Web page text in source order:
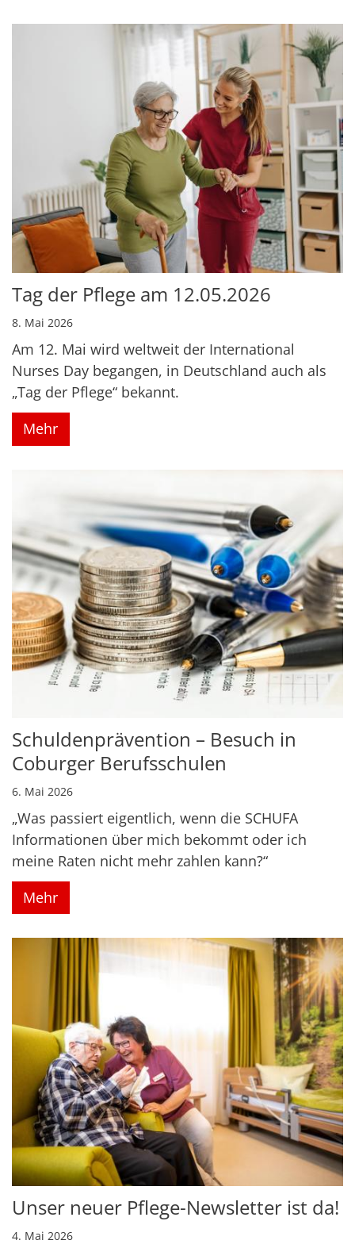
Tag der Pflege am 12.05.2026
8. Mai 2026
Am 12. Mai wird weltweit der International
Nurses Day begangen, in Deutschland auch als
„Tag der Pflege“ bekannt.
Mehr
Schuldenprävention – Besuch in
Coburger Berufsschulen
6. Mai 2026
„Was passiert eigentlich, wenn die SCHUFA
Informationen über mich bekommt oder ich
meine Raten nicht mehr zahlen kann?“
Mehr
Unser neuer Pflege-Newsletter ist da!
4. Mai 2026